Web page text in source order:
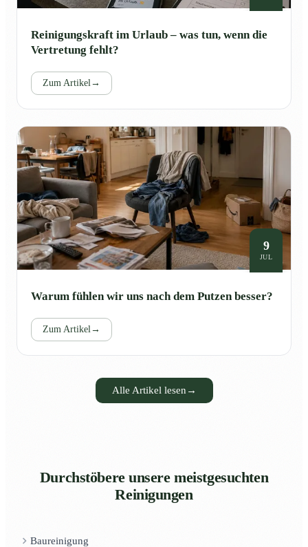
Reinigungskraft im Urlaub – was tun, wenn die
Vertretung fehlt?
Zum Artikel →
9
JUL
Warum fühlen wir uns nach dem Putzen besser?
Zum Artikel →
Alle Artikel lesen →
Durchstöbere unsere meistgesuchten
Reinigungen
Baureinigung